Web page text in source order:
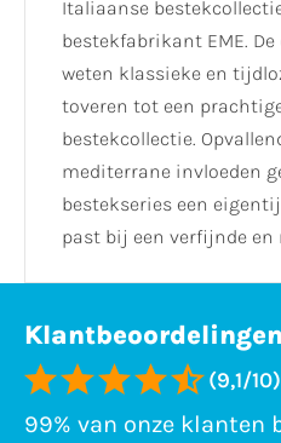
Italiaanse
bestekfabrikant EME.
weten klassieke en
toveren tot een
bestekcollectie.
mediterrane invloeden
bestekseries een
past bij een verfijnde en
Klantbeoordelingen
(9,1/10)
99% van onze klanten